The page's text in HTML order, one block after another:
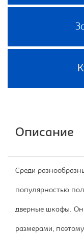
Описание
Среди
популярностью
дверные шкафы.
размерами,